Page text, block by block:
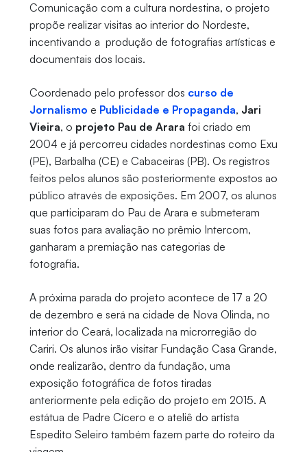
Comunicação com a cultura nordestina, o projeto
propõe realizar visitas ao interior do Nordeste,
incentivando a produção de fotografias artísticas e
documentais dos locais.
Coordenado pelo professor dos curso de
Jornalismo e Publicidade e Propaganda, Jari
Vieira, o projeto Pau de Arara foi criado em
2004 e já percorreu cidades nordestinas como Exu
(PE), Barbalha (CE) e Cabaceiras (PB). Os registros
feitos pelos alunos são posteriormente expostos ao
público através de exposições. Em 2007, os alunos
que participaram do Pau de Arara e submeteram
suas fotos para avaliação no prêmio Intercom,
ganharam a premiação nas categorias de
fotografia.
A próxima parada do projeto acontece de 17 a 20
de dezembro e será na cidade de Nova Olinda, no
interior do Ceará, localizada na microrregião do
Cariri. Os alunos irão visitar Fundação Casa Grande,
onde realizarão, dentro da fundação, uma
exposição fotográfica de fotos tiradas
anteriormente pela edição do projeto em 2015. A
estátua de Padre Cícero e o ateliê do artista
Espedito Seleiro também fazem parte do roteiro da